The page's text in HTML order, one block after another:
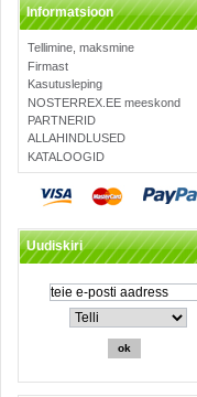
Informatsioon
Tellimine, maksmine
Firmast
Kasutusleping
NOSTERREX.EE meeskond
PARTNERID
ALLAHINDLUSED
KATALOOGID
Uudiskiri